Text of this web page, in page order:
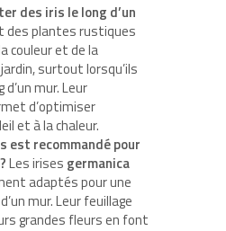
des iris le long d’un
des plantes rustiques
couleur et de la
surtout lorsqu’ils
mur. Leur
d’optimiser
et à la chaleur.
est recommandé pour
Les irises germanica
adaptés pour une
mur. Leur feuillage
grandes fleurs en font